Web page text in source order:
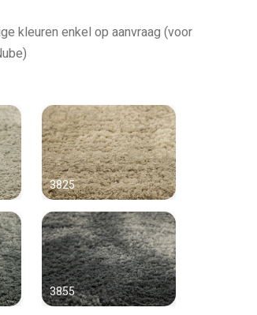
kleuren enkel op aanvraag (voor
3825
3855